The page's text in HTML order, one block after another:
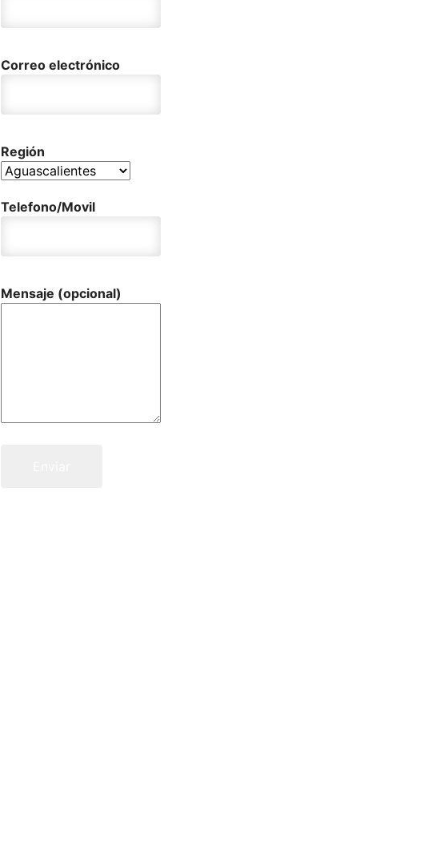
Correo electrónico
Región
Telefono/Movil
Mensaje (opcional)